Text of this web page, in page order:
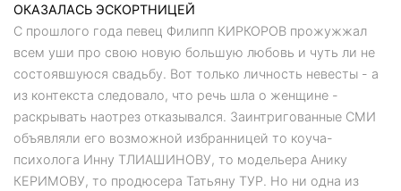
ОКАЗАЛАСЬ ЭСКОРТНИЦЕЙ
С прошлого года певец Филипп КИРКОРОВ прожужжал
всем уши про свою новую большую любовь и чуть ли не
состоявшуюся свадьбу. Вот только личность невесты - а
из контекста следовало, что речь шла о женщине -
раскрывать наотрез отказывался. Заинтригованные СМИ
объявляли его возможной избранницей то коуча-
психолога Инну ТЛИАШИНОВУ, то модельера Анику
КЕРИМОВУ, то продюсера Татьяну ТУР. Но ни одна из